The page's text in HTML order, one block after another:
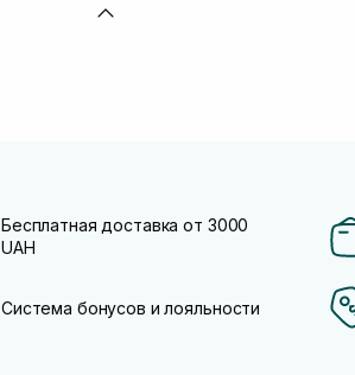
Бесплатная доставка от 3000
UAH
Система бонусов и лояльности